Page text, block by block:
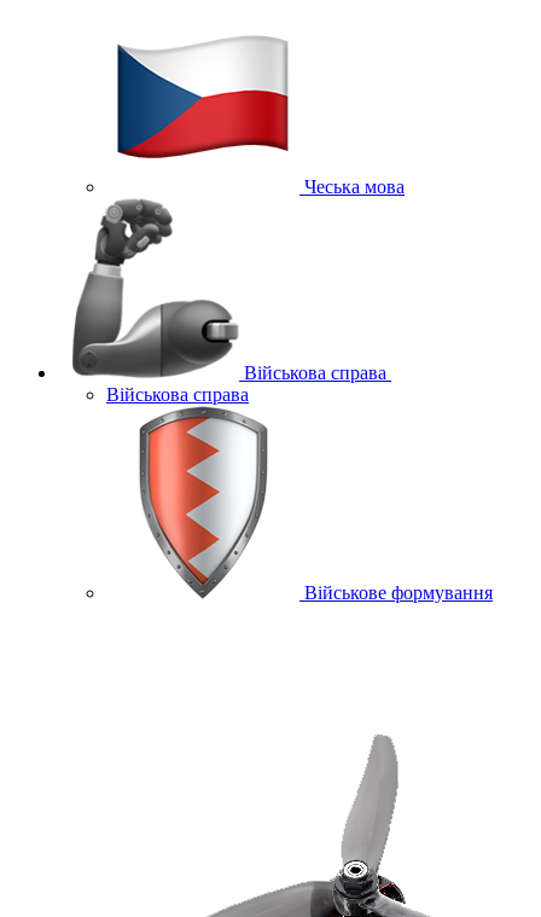
Чеська мова
Військова справа
Військова справа
Військове формування